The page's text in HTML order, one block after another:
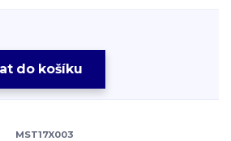
do košíku
MST17X003